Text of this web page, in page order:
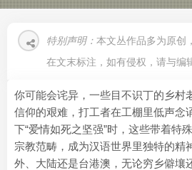
特别声明： 本文丛作品多为原创
在文末标注，如有侵权，请与编
你可能会诧异，一些目不识丁的乡村
信仰的艰难，打工者在工棚里低声念
下“爱情如死之坚强”时，这些带着特
宗教范畴，成为汉语世界里独特的精
外、大陆还是台港澳，无论穷乡僻壤